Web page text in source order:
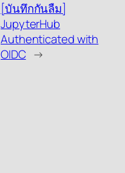
[บันทึกกันลืม]
JupyterHub
Authenticated with
OIDC →